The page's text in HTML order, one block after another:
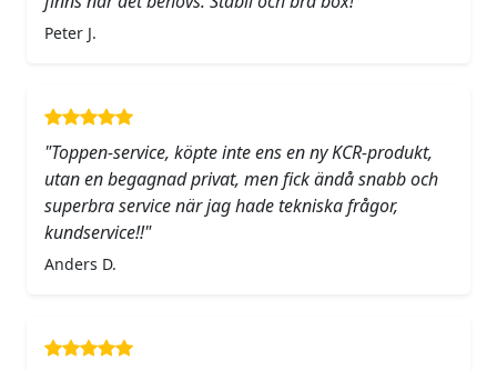
Peter J.
"Toppen-service, köpte inte ens en ny KCR-produkt,
utan en begagnad privat, men fick ändå snabb och
superbra service när jag hade tekniska frågor,
kundservice!!"
Anders D.